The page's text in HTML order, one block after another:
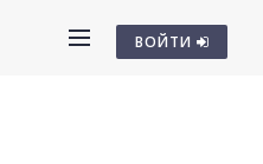
ВОЙТИ